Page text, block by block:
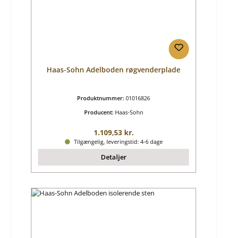
Haas-Sohn Adelboden røgvenderplade
Produktnummer: 01016826
Producent: Haas-Sohn
Almindelig pris:
1.109,53 kr.
Tilgængelig, leveringstid: 4-6 dage
Detaljer